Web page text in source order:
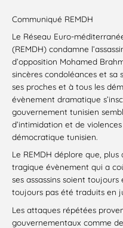
Communiqué REMDH
Le Réseau Euro-
(REMDH) condamne
d’opposition Mohamed
sincères condoléances et sa
ses proches et à tous les
évènement dramatique
gouvernement tunisien
d’intimidation et de
démocratique tunisien.
Le REMDH déplore que,
tragique évènement qui a
ses assassins soient toujours
toujours pas été traduits en
Les attaques répétées
gouvernementaux comme